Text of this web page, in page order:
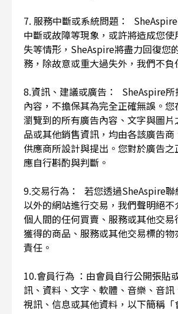
7. 服務中斷或系統問題：
中斷或故障等現象，或許將造成您
失等情形，SheAspire將盡力回復您
務，除故意或重大過失外，我們不負
8.資訊、建議或廣告： SheAspire所
內容，不擔保其為完全正確無誤。
瀏覽到的所有廣告內容、文字與圖
品或其他銷售資訊，均由各該廣告
供應商所設計與提出。您對於廣告之
應自行斟酌與判斷。
9.交易行為： 若您透過SheAspire
以外的網站進行交易，我們聲明絕
個人間的任何買賣、服務或其他交易
獲得的商品、服務或其他交易標的
責任。
10.會員行為 ：由會員自行公開張貼
訊、資料、文字、軟體、音樂、音訊
視訊、信息或其他資料，以下簡稱